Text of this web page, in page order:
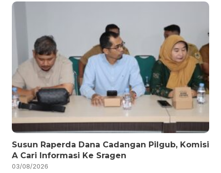
Susun Raperda Dana Cadangan Pilgub, Komisi
A Cari Informasi Ke Sragen
03/08/2026